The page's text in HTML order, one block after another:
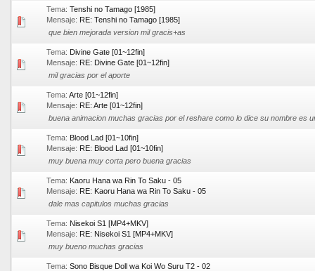
Tema: Tenshi no Tamago [1985]
Mensaje: RE: Tenshi no Tamago [1985]
que bien mejorada version mil gracis+as
Tema: Divine Gate [01~12fin]
Mensaje: RE: Divine Gate [01~12fin]
mil gracias por el aporte
Tema: Arte [01~12fin]
Mensaje: RE: Arte [01~12fin]
buena animacion muchas gracias por el reshare como lo dice su nombre es
Tema: Blood Lad [01~10fin]
Mensaje: RE: Blood Lad [01~10fin]
muy buena muy corta pero buena gracias
Tema: Kaoru Hana wa Rin To Saku - 05
Mensaje: RE: Kaoru Hana wa Rin To Saku - 05
dale mas capitulos muchas gracias
Tema: Nisekoi S1 [MP4+MKV]
Mensaje: RE: Nisekoi S1 [MP4+MKV]
muy bueno muchas gracias
Tema: Sono Bisque Doll wa Koi Wo Suru T2 - 02